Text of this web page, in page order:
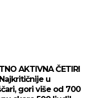
AKTIVNA ČETIRI
u
gori više od 700